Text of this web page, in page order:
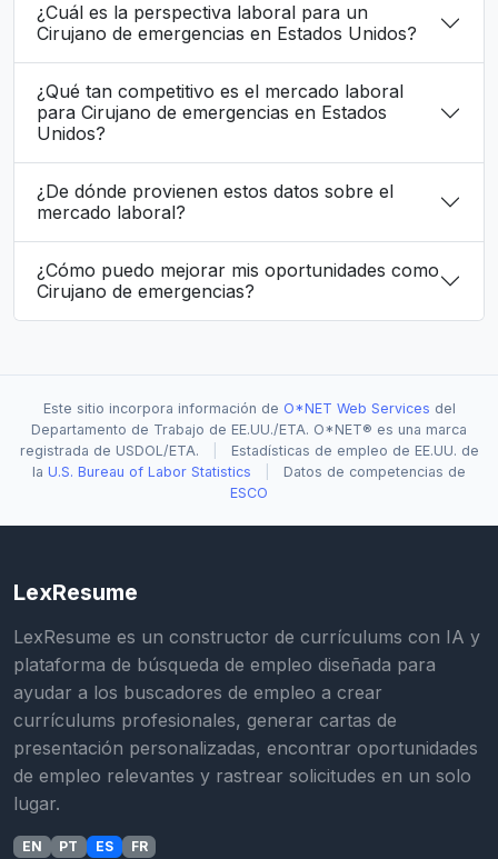
¿Cuál es la perspectiva laboral para un
Cirujano de emergencias en Estados Unidos?
¿Qué tan competitivo es el mercado laboral
para Cirujano de emergencias en Estados
Unidos?
¿De dónde provienen estos datos sobre el
mercado laboral?
¿Cómo puedo mejorar mis oportunidades como
Cirujano de emergencias?
Este sitio incorpora información de O*NET Web Services del
Departamento de Trabajo de EE.UU./ETA. O*NET® es una marca
registrada de USDOL/ETA.
Estadísticas de empleo de EE.UU. de
la U.S. Bureau of Labor Statistics
Datos de competencias de
ESCO
LexResume
LexResume es un constructor de currículums con IA y
plataforma de búsqueda de empleo diseñada para
ayudar a los buscadores de empleo a crear
currículums profesionales, generar cartas de
presentación personalizadas, encontrar oportunidades
de empleo relevantes y rastrear solicitudes en un solo
lugar.
EN PT ES FR